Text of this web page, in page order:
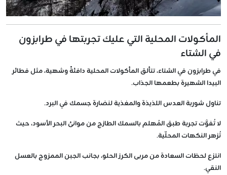
المأكولات المحلية التي عليك تجربتها في طرابزون
في الشتاء
في طرابزون في الشتاء، تتألق المأكولات المحلية دافئةً وشهية، مثل فطائر
البيدا الشهيرة بطعمها الجذاب.
تناول شوربة العدس اللذيذة والمغذية لنضارة جسمك في البرد.
لا تُفوَّت تجربة طبق المُهلم بالسمك الطازج من موانئ البحر الأسود، حيث
تُزهر النكهات المحلّية.
انتزع لحظات السعادة من مربى الكرز الحلو، بجانب الجبن الممزوج بالعسل
النقي.